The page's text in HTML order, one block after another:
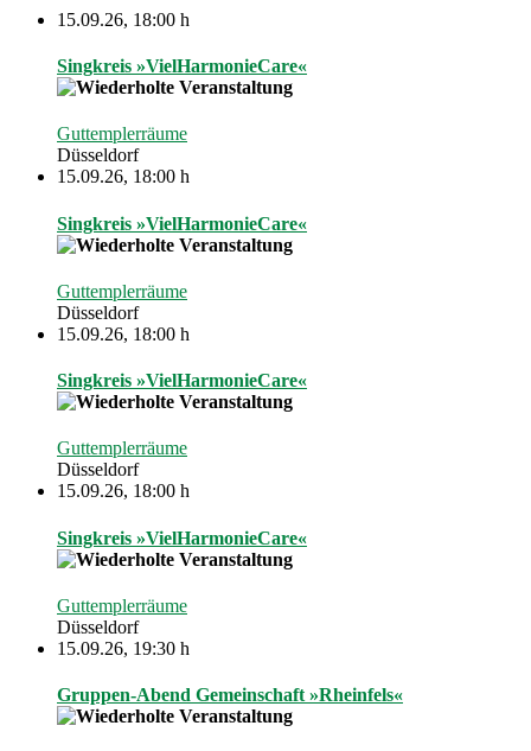
15.09.26, 18:00 h
Singkreis »VielHarmonieCare«
Guttemplerräume
Düsseldorf
15.09.26, 18:00 h
Singkreis »VielHarmonieCare«
Guttemplerräume
Düsseldorf
15.09.26, 18:00 h
Singkreis »VielHarmonieCare«
Guttemplerräume
Düsseldorf
15.09.26, 18:00 h
Singkreis »VielHarmonieCare«
Guttemplerräume
Düsseldorf
15.09.26, 19:30 h
Gruppen-Abend Gemeinschaft »Rheinfels«